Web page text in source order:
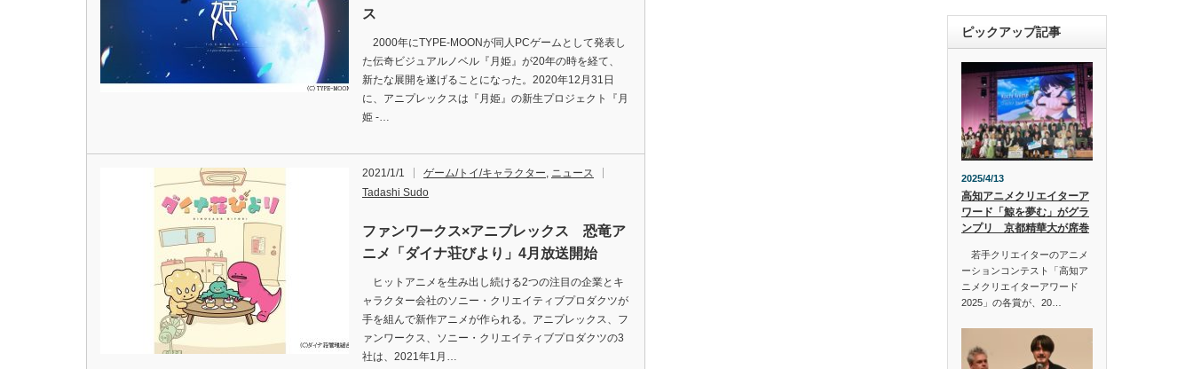
ス
2000年にTYPE-MOONが同人PCゲームとして発表し
た伝奇ビジュアルノベル『月姫』が20年の時を経て、
新たな展開を遂げることになった。2020年12月31日
に、アニプレックスは『月姫』の新生プロジェクト『月
姫 -…
2021/1/1 ゲーム/トイ/キャラクター, ニュース
Tadashi Sudo
ファンワークス×アニブレックス 恐竜ア
ニメ「ダイナ荘びより」4月放送開始
ヒットアニメを生み出し続ける2つの注目の企業とキ
ャラクター会社のソニー・クリエイティブプロダクツが
手を組んで新作アニメが作られる。アニプレックス、フ
ァンワークス、ソニー・クリエイティブプロダクツの3
社は、2021年1月…
ピックアップ記事
2025/4/13
高知アニメクリエイターア
ワード「鯨を夢む」がグラ
ンプリ 京都精華大が席巻
若手クリエイターのアニメ
ーションコンテスト「高知ア
ニメクリエイターアワード
2025」の各賞が、20…